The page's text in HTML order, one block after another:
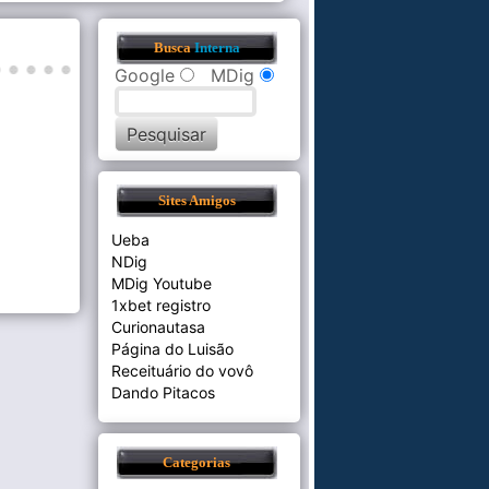
BuscaInterna
Google MDig
Sites Amigos
Ueba
NDig
MDig Youtube
1xbet registro
Curionautasa
Página do Luisão
Receituário do vovô
Dando Pitacos
Categorias